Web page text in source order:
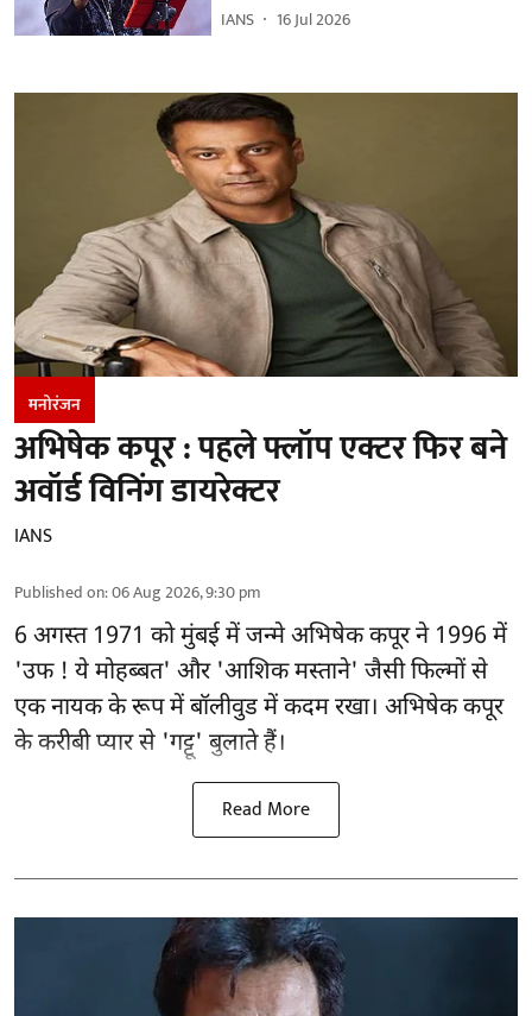
IANS 16 Jul 2026
मनोरंजन
अभिषेक कपूर : पहले फ्लॉप एक्टर फिर बने
अवॉर्ड विनिंग डायरेक्टर
IANS
Published on:06 Aug 2026, 9:30 pm
6 अगस्त 1971 को मुंबई में जन्मे अभिषेक कपूर ने 1996 में
'उफ ! ये मोहब्बत' और 'आशिक मस्ताने' जैसी फिल्मों से
एक नायक के रूप मेंबॉलीवुडमें कदम रखा। अभिषेक कपूर
के करीबी प्यार से 'गट्टू' बुलाते हैं।
Read More